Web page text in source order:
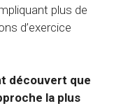
plus de
d’exercice
découvert que
la plus